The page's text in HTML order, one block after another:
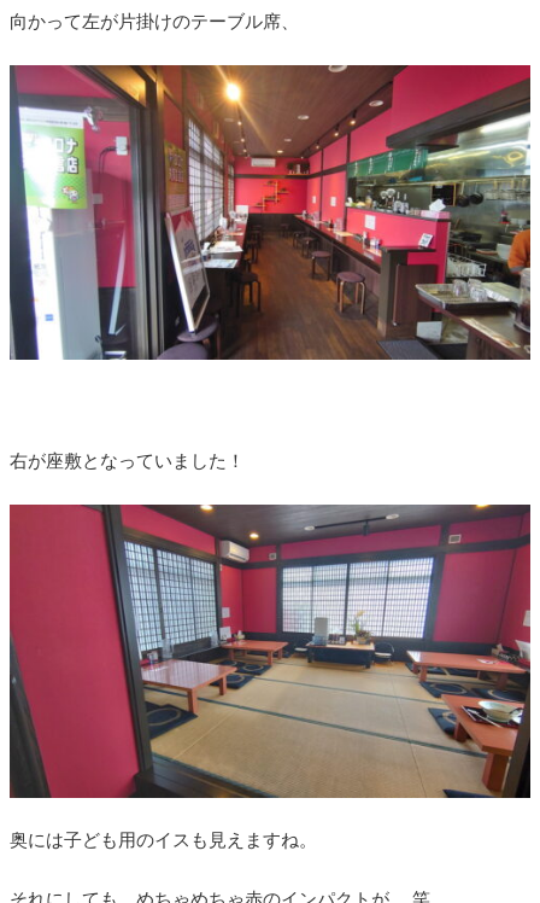
向かって左が片掛けのテーブル席、
右が座敷となっていました！
奥には子ども用のイスも見えますね。